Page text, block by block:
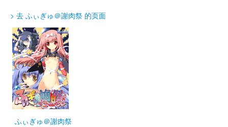
> 去 ふぃぎゅ＠謝肉祭 的页面
ふぃぎゅ＠謝肉祭